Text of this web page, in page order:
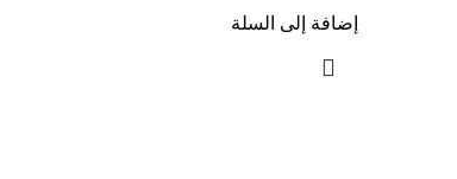
إضافة إلى السلة